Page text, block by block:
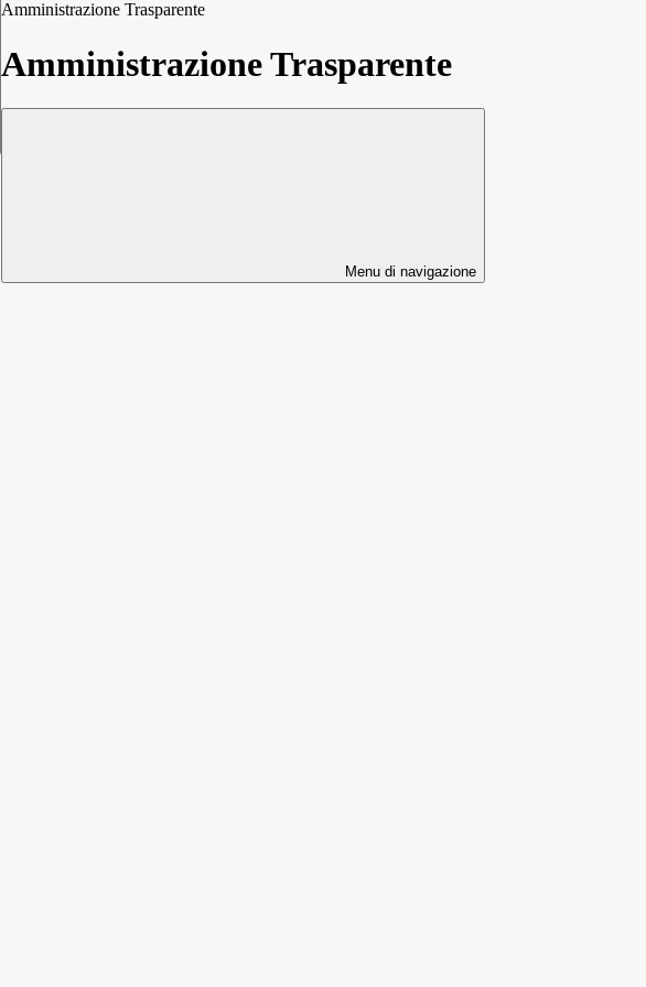
Amministrazione Trasparente
Amministrazione Trasparente
Menu di navigazione